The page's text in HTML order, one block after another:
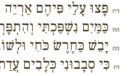
{יד} פָּצוּ עָלַי פִּיהֶם
{טו} כַּמַּיִם נִשְׁפַּכְתִּי
{טז} יָבֵשׁ כַּחֶרֶשׂ כֹּחִי
{יז} כִּי סְבָבוּנִי כְּלָבִים